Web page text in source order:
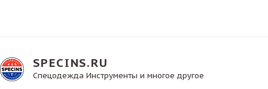
SPECINS.RU
Спецодежда Инструменты и многое другое